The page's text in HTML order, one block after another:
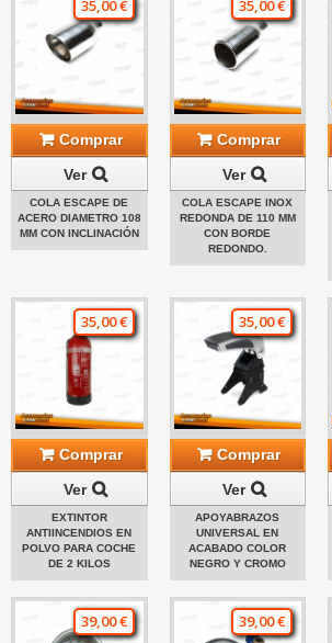
35,00 €
Comprar
Ver
COLA ESCAPE DE
ACERO DIAMETRO 108
MM CON INCLINACIÓN
35,00 €
Comprar
Ver
COLA ESCAPE INOX
REDONDA DE 110 MM
CON BORDE
REDONDO.
35,00 €
Comprar
Ver
EXTINTOR
ANTIINCENDIOS EN
POLVO PARA COCHE
DE 2 KILOS
35,00 €
Comprar
Ver
APOYABRAZOS
UNIVERSAL EN
ACABADO COLOR
NEGRO Y CROMO
39,00 € 39,00 €